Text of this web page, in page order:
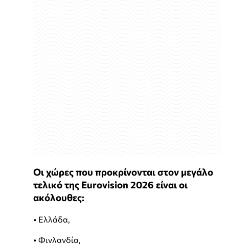
Οι χώρες που προκρίνονται στον μεγάλο
τελικό της Eurovision 2026 είναι οι
ακόλουθες:
• Ελλάδα,
• Φινλανδία,